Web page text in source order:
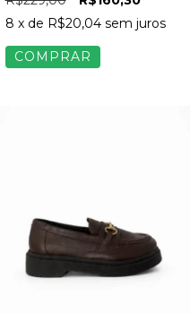
8 x de R$20,04 sem juros
COMPRAR